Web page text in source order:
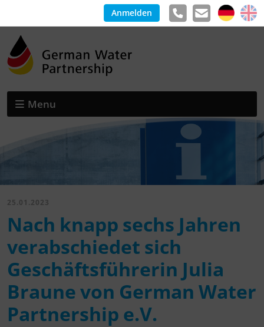
Anmelden
Menu
25.01.2023
Nach knapp sechs Jahren
verabschiedet sich
Geschäftsführerin Julia
Braune von German Water
Partnership e.V.